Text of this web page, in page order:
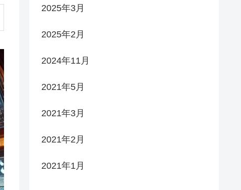
2025年3月
2025年2月
2024年11月
2021年5月
2021年3月
2021年2月
2021年1月